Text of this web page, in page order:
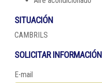
SITUACIÓN
CAMBRILS
SOLICITAR INFORMACIÓN
E-mail